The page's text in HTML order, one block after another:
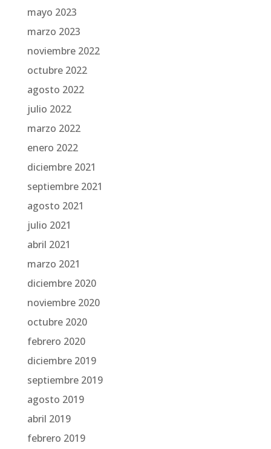
mayo 2023
marzo 2023
noviembre 2022
octubre 2022
agosto 2022
julio 2022
marzo 2022
enero 2022
diciembre 2021
septiembre 2021
agosto 2021
julio 2021
abril 2021
marzo 2021
diciembre 2020
noviembre 2020
octubre 2020
febrero 2020
diciembre 2019
septiembre 2019
agosto 2019
abril 2019
febrero 2019